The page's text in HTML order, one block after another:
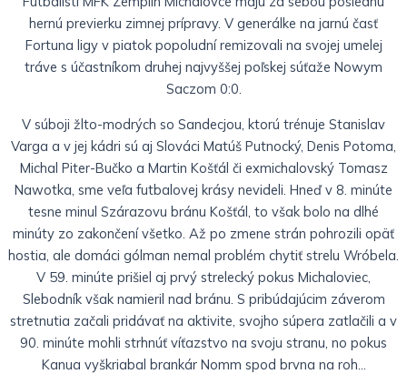
hernú previerku zimnej prípravy. V generálke na jarnú časť
Fortuna ligy v piatok popoludní remizovali na svojej umelej
tráve s účastníkom druhej najvyššej poľskej súťaže Nowym
Saczom 0:0.
V súboji žlto-modrých so Sandecjou, ktorú trénuje Stanislav
Varga a v jej kádri sú aj Slováci Matúš Putnocký, Denis Potoma,
Michal Piter-Bučko a Martin Košťál či exmichalovský Tomasz
Nawotka, sme veľa futbalovej krásy nevideli. Hneď v 8. minúte
tesne minul Szárazovu bránu Košťál, to však bolo na dlhé
minúty zo zakončení všetko. Až po zmene strán pohrozili opäť
hostia, ale domáci gólman nemal problém chytiť strelu Wróbela.
V 59. minúte prišiel aj prvý strelecký pokus Michaloviec,
Slebodník však namieril nad bránu. S pribúdajúcim záverom
stretnutia začali pridávať na aktivite, svojho súpera zatlačili a v
90. minúte mohli strhnúť víťazstvo na svoju stranu, no pokus
Kanua vyškriabal brankár Nomm spod brvna na roh…